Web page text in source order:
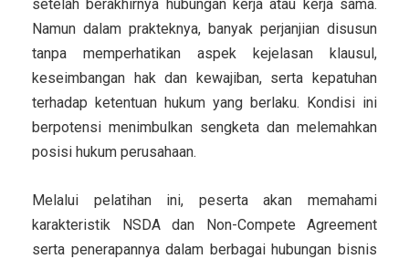
setelah berakhirnya hubungan kerja atau kerja sama.
Namun dalam prakteknya, banyak perjanjian disusun
tanpa memperhatikan aspek kejelasan klausul,
keseimbangan hak dan kewajiban, serta kepatuhan
terhadap ketentuan hukum yang berlaku. Kondisi ini
berpotensi menimbulkan sengketa dan melemahkan
posisi hukum perusahaan.
Melalui pelatihan ini, peserta akan memahami
karakteristik NSDA dan Non-Compete Agreement
serta penerapannya dalam berbagai hubungan bisnis